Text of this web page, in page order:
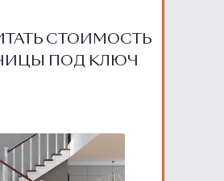
СТОИМОСТЬ
ПОД КЛЮЧ